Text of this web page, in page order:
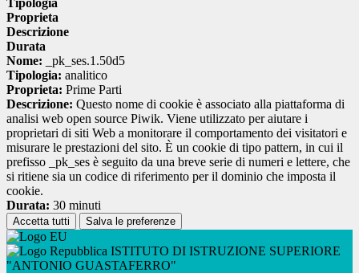
Proprieta
Descrizione
Durata
Nome: _pk_ses.1.50d5
Tipologia: analitico
Proprieta: Prime Parti
Descrizione: Questo nome di cookie è associato alla piattaforma di
analisi web open source Piwik. Viene utilizzato per aiutare i
proprietari di siti Web a monitorare il comportamento dei visitatori e
misurare le prestazioni del sito. È un cookie di tipo pattern, in cui il
prefisso _pk_ses è seguito da una breve serie di numeri e lettere, che
si ritiene sia un codice di riferimento per il dominio che imposta il
cookie.
Durata: 30 minuti
Accetta tutti Salva le preferenze
ISTITUTO DI ISTRUZIONE SUPERIORE
"ANTONIO GUASTAFERRO"